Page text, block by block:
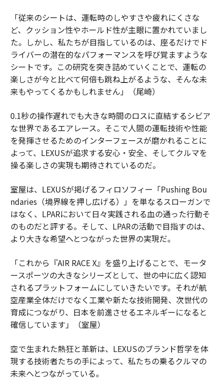
「従来のシートは、運転時のしやすさや疲れにくさな
ど、クッション性やホールド性が主眼に置かれていまし
た。しかし、私たちが目指しているのは、座るだけでド
ライバーの潜在的なパフォーマンスを呼び覚ますような
シートです。この研究を突き詰めていくことで、運転の
楽しさが今と比べて何倍も跳ね上がるような、そんな未
来もやってくるかもしれません」（尾崎）
0.1秒の操作遅れでも大きな時間のロスに直結するシビア
な世界であるエアレース。そこで人間の運転技術や性能
を発揮させるためのインターフェースが磨かれることに
よって、LEXUSが追求する安心・安全、そしてクルマを
操る楽しさの実現も期待されているのだ。
室屋は、LEXUSが掲げるフィロソフィー「Pushing Bou
ndaries（境界線を押し広げる）」を単なるスローガンで
はなく、LPARにおいて日々実践される血の通った行動そ
のものだと評する。そして、LPARの活動で目指すのは、
より大きな希望へとつながった世界の実現だ。
「これから『AIR RACE X』を盛り上げることで、モータ
ースポーツの大きなシリーズとして、世の中に広く認知
されるプラットフォームにしていきたいです。それが航
空産業全体だけでなく工業や新たな技術開発、次世代の
育成につながり、日本を前進させるエネルギーになると
確信しています」（室屋）
空で生まれた熱狂と革新は、LEXUSのブランド哲学を体
現する技術者たちの手によって、私たちの乗るクルマの
未来へとつながっている。